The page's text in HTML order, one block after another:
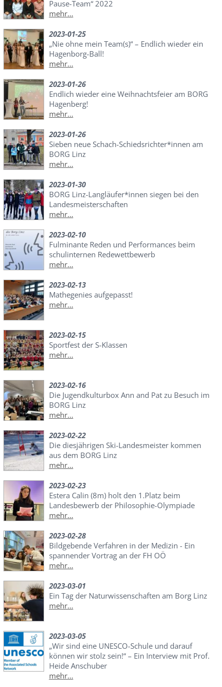
Pause-Team“ 2022
mehr...
2023-01-25
„Nie ohne mein Team(s)“ – Endlich wieder ein
Hagenborg-Ball!
mehr...
2023-01-26
Endlich wieder eine Weihnachtsfeier am BORG
Hagenberg!
mehr...
2023-01-26
Sieben neue Schach-Schiedsrichter*innen am
BORG Linz
mehr...
2023-01-30
BORG Linz-Langläufer*innen siegen bei den
Landesmeisterschaften
mehr...
2023-02-10
Fulminante Reden und Performances beim
schulinternen Redewettbewerb
mehr...
2023-02-13
Mathegenies aufgepasst!
mehr...
2023-02-15
Sportfest der S-Klassen
mehr...
2023-02-16
Die Jugendkulturbox Ann and Pat zu Besuch im
BORG Linz
mehr...
2023-02-22
Die diesjährigen Ski-Landesmeister kommen
aus dem BORG Linz
mehr...
2023-02-23
Estera Calin (8m) holt den 1.Platz beim
Landesbewerb der Philosophie-Olympiade
mehr...
2023-02-28
Bildgebende Verfahren in der Medizin - Ein
spannender Vortrag an der FH OÖ
mehr...
2023-03-01
Ein Tag der Naturwissenschaften am Borg Linz
mehr...
2023-03-05
„Wir sind eine UNESCO-Schule und darauf
können wir stolz sein!“ – Ein Interview mit Prof.
Heide Anschuber
mehr...